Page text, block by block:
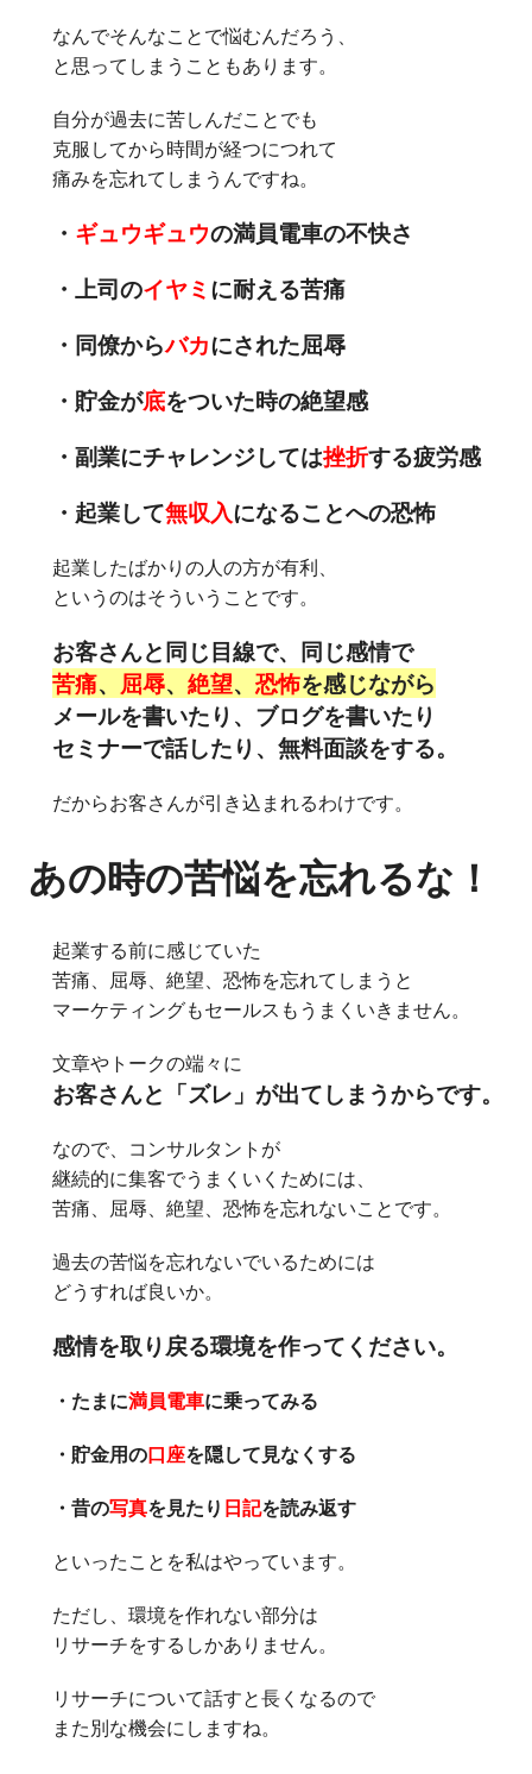
なんでそんなことで悩むんだろう、
と思ってしまうこともあります。
自分が過去に苦しんだことでも
克服してから時間が経つにつれて
痛みを忘れてしまうんですね。
・ ギュウギュウの満員電車の不快さ
・上司のイヤミ に耐える苦痛
・同僚からバカにされた屈辱
・貯金が底をついた時の絶望感
・副業にチャレンジしては挫折する疲労感
・起業して無収入になることへの恐怖
起業したばかりの人の方が有利、
というのはそういうことです。
お客さんと同じ目線で、同じ感情で
苦痛、 屈辱、 絶望、 恐怖を感じながら
メールを書いたり、ブログを書いたり
セミナーで話したり、無料面談をする。
だからお客さんが引き込まれるわけです。
あの時の苦悩を忘れるな！
起業する前に感じていた
苦痛、屈辱、絶望、恐怖を忘れてしまうと
マーケティングもセールスもうまくいきません。
文章やトークの端々に
お客さんと「ズレ」が出てしまうからです。
なので、コンサルタントが
継続的に集客でうまくいくためには、
苦痛、屈辱、絶望、恐怖を忘れないことです。
過去の苦悩を忘れないでいるためには
どうすれば良いか。
感情を取り戻る環境を作ってください。
・たまに満員電車に乗ってみる
・貯金用の口座を隠して見なくする
・昔の写真を見たり 日記を読み返す
といったことを私はやっています。
ただし、環境を作れない部分は
リサーチをするしかありません。
リサーチについて話すと長くなるので
また別な機会にしますね。